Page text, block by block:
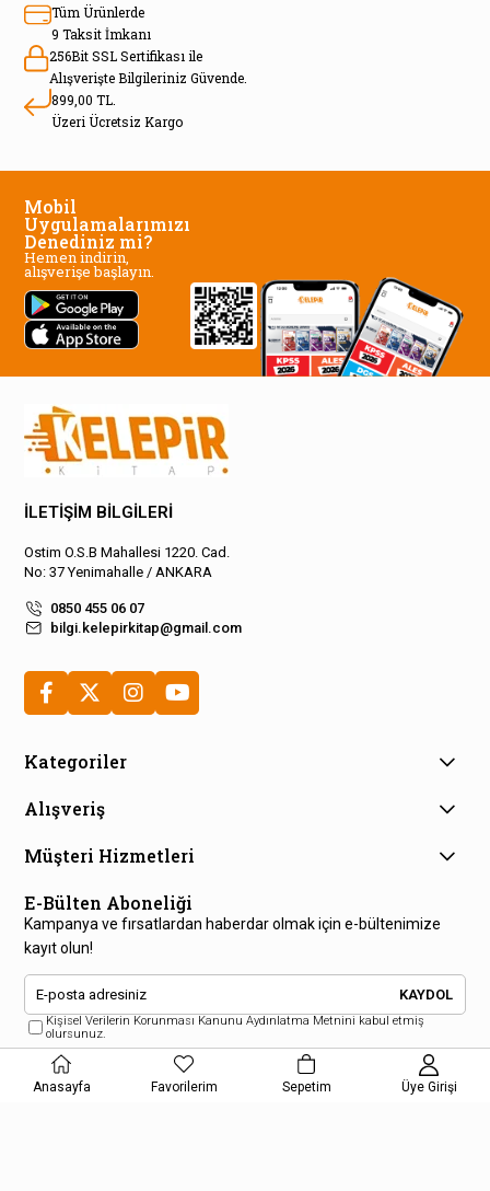
Tüm Ürünlerde
9 Taksit İmkanı
256Bit SSL Sertifikası ile
Alışverişte Bilgileriniz Güvende.
899,00 TL.
Üzeri Ücretsiz Kargo
Mobil
Uygulamalarımızı
Denediniz mi?
Hemen indirin,
alışverişe başlayın.
İLETİŞİM BİLGİLERİ
Ostim O.S.B Mahallesi 1220. Cad.
No: 37 Yenimahalle / ANKARA
0850 455 06 07
bilgi.kelepirkitap@gmail.com
Kategoriler
Alışveriş
Müşteri Hizmetleri
E-Bülten Aboneliği
Kampanya ve fırsatlardan haberdar olmak için e-bültenimize
kayıt olun!
KAYDOL
Kişisel Verilerin Korunması Kanunu Aydınlatma Metnini kabul etmiş
olursunuz.
Anasayfa Favorilerim Sepetim Üye Girişi